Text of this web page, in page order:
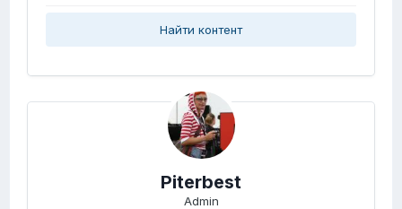
Найти контент
Piterbest
Admin